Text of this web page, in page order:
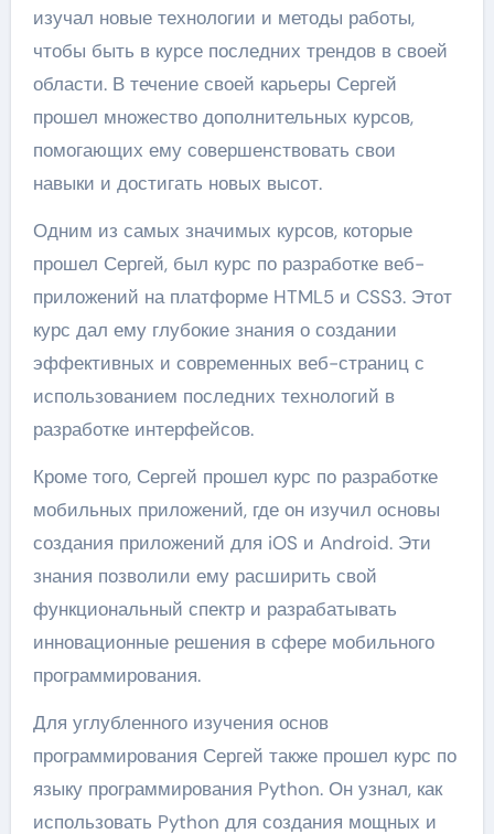
изучал новые технологии и методы работы,
чтобы быть в курсе последних трендов в своей
области. В течение своей карьеры Сергей
прошел множество дополнительных курсов,
помогающих ему совершенствовать свои
навыки и достигать новых высот.
Одним из самых значимых курсов, которые
прошел Сергей, был курс по разработке веб-
приложений на платформе HTML5 и CSS3. Этот
курс дал ему глубокие знания о создании
эффективных и современных веб-страниц с
использованием последних технологий в
разработке интерфейсов.
Кроме того, Сергей прошел курс по разработке
мобильных приложений, где он изучил основы
создания приложений для iOS и Android. Эти
знания позволили ему расширить свой
функциональный спектр и разрабатывать
инновационные решения в сфере мобильного
программирования.
Для углубленного изучения основ
программирования Сергей также прошел курс по
языку программирования Python. Он узнал, как
использовать Python для создания мощных и